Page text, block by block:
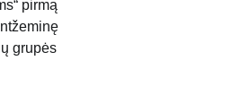
pirmą
grupės